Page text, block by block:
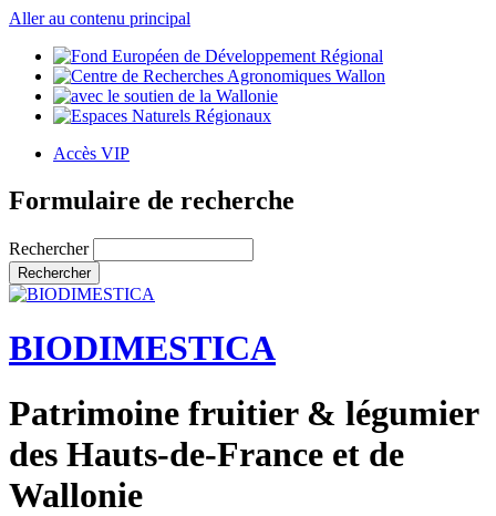
Aller au contenu principal
Accès VIP
Formulaire de recherche
Rechercher
BIODIMESTICA
Patrimoine fruitier & légumier
des Hauts-de-France et de
Wallonie